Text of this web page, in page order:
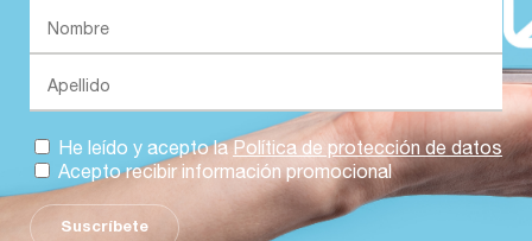
He leído y acepto la Política de protección de datos
Acepto recibir información promocional
Suscríbete